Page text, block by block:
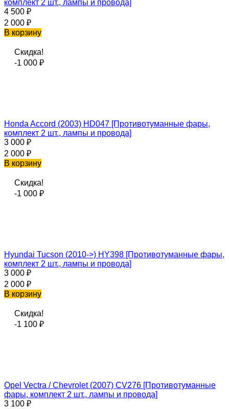
комплект 2 шт., лампы и провода]
4 500 ₽
2 000 ₽
В корзину
Скидка!
-1 000 ₽
Honda Accord (2003) HD047 [Противотуманные фары,
комплект 2 шт., лампы и провода]
3 000 ₽
2 000 ₽
В корзину
Скидка!
-1 000 ₽
Hyundai Tucson (2010->) HY398 [Противотуманные фары,
комплект 2 шт., лампы и провода]
3 000 ₽
2 000 ₽
В корзину
Скидка!
-1 100 ₽
Opel Vectra / Chevrolet (2007) CV276 [Противотуманные
фары, комплект 2 шт., лампы и провода]
3 100 ₽